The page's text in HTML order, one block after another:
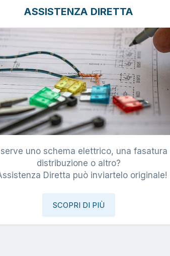
ASSISTENZA DIRETTA
uno schema elettrico, una fasatura
distribuzione o altro?
Diretta può inviartelo originale!
SCOPRI DI PIÙ